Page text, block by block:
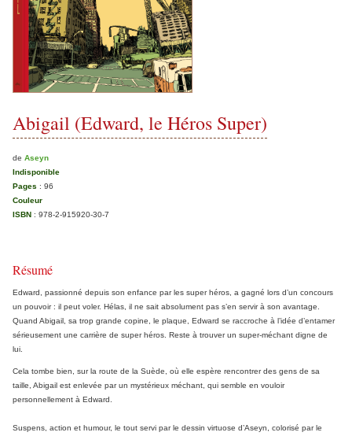
Abigail (Edward, le Héros Super)
de Aseyn
Indisponible
Pages : 96
Couleur
ISBN : 978-2-915920-30-7
Résumé
Edward, passionné depuis son enfance par les super héros, a gagné lors d’un concours
un pouvoir : il peut voler. Hélas, il ne sait absolument pas s’en servir à son avantage.
Quand Abigail, sa trop grande copine, le plaque, Edward se raccroche à l’idée d’entamer
sérieusement une carrière de super héros. Reste à trouver un super-méchant digne de
lui.
Cela tombe bien, sur la route de la Suède, où elle espère rencontrer des gens de sa
taille, Abigail est enlevée par un mystérieux méchant, qui semble en vouloir
personnellement à Edward.
Suspens, action et humour, le tout servi par le dessin virtuose d’Aseyn, colorisé par le